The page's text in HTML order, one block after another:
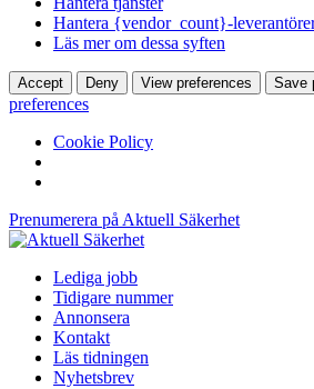
Hantera {vendor_count}-
Läs mer om dessa syften
Accept Deny View preferences Save
preferences
Cookie Policy
Prenumerera på Aktuell Säkerhet
Lediga jobb
Tidigare nummer
Annonsera
Kontakt
Läs tidningen
Nyhetsbrev